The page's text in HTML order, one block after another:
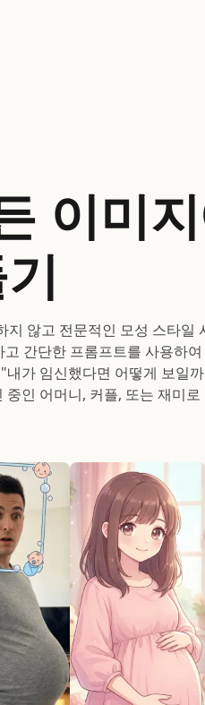
이미
않고 전문적인 모성 스타일
간단한 프롬프트를 사용하
가 임신했다면 어떻게 보일
인 어머니, 커플, 또는 재미